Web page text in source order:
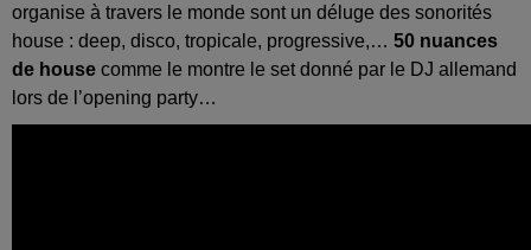
organise à travers le monde sont un déluge des sonorités
house : deep, disco, tropicale, progressive,… 50 nuances
de house comme le montre le set donné par le DJ allemand
lors de l’opening party…